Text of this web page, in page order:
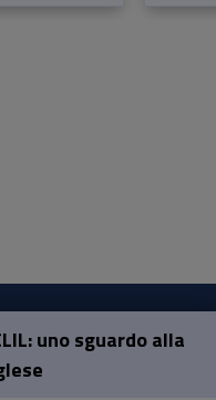
uno sguardo alla
Press